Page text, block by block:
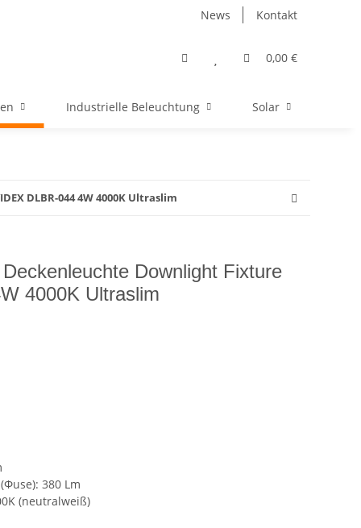
News Kontakt
0,00 €
Industrielle Beleuchtung Solar
DLBR-044 4W 4000K Ultraslim
Downlight Fixture
4000K Ultraslim
380 Lm
(neutralweiß)